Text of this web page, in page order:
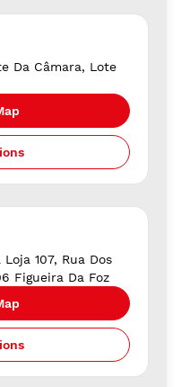
Da Câmara, Lote
107, Rua Dos
Figueira Da Foz